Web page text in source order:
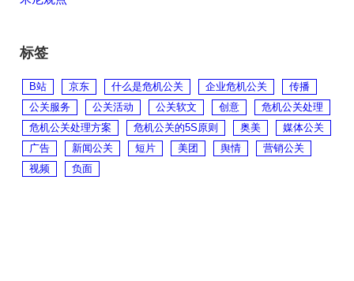
标签
B站 京东 什么是危机公关 企业危机公关
传播
公关服务
公关活动 公关软文 创意
危机公关处理
危机公关处理方案
危机公关的5S原则 奥美
媒体公关
广告
新闻公关 短片 美团 舆情
营销公关
视频
负面